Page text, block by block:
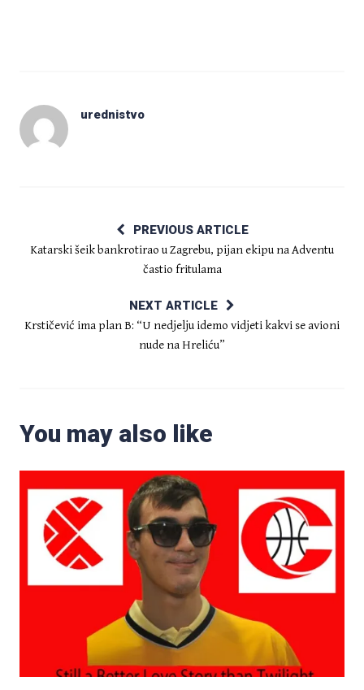
urednistvo
PREVIOUS ARTICLE
Katarski šeik bankrotirao u Zagrebu, pijan ekipu na Adventu
častio fritulama
NEXT ARTICLE
Krstičević ima plan B: “U nedjelju idemo vidjeti kakvi se avioni
nude na Hreliću”
You may also like